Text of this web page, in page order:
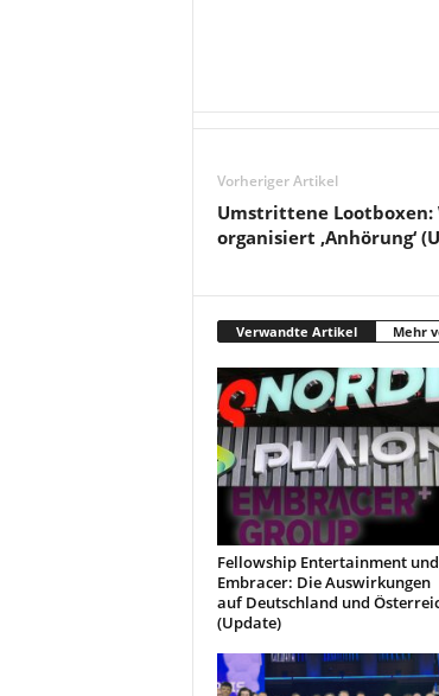
Vorheriger Artikel
Umstrittene
organisiert ‚Anhörung‘
Verwandte Artikel Mehr
Fellowship Entertainment und
Embracer: Die Auswirkungen
auf Deutschland und
(Update)